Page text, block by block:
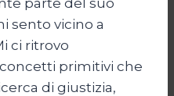
sento vicino a
ci ritrovo
primitivi che
di giustizia,